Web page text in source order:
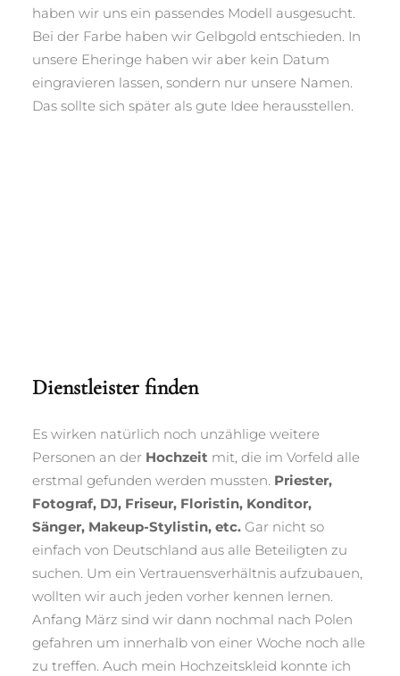
haben wir uns ein passendes Modell ausgesucht.
Bei der Farbe haben wir Gelbgold entschieden. In
unsere Eheringe haben wir aber kein Datum
eingravieren lassen, sondern nur unsere Namen.
Das sollte sich später als gute Idee herausstellen.
Dienstleister finden
Es wirken natürlich noch unzählige weitere
Personen an der Hochzeit mit, die im Vorfeld alle
erstmal gefunden werden mussten. Priester,
Fotograf, DJ, Friseur, Floristin, Konditor,
Sänger, Makeup-Stylistin, etc. Gar nicht so
einfach von Deutschland aus alle Beteiligten zu
suchen. Um ein Vertrauensverhältnis aufzubauen,
wollten wir auch jeden vorher kennen lernen.
Anfang März sind wir dann nochmal nach Polen
gefahren um innerhalb von einer Woche noch alle
zu treffen. Auch mein Hochzeitskleid konnte ich